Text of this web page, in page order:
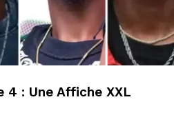
4 : Une Affiche XXL